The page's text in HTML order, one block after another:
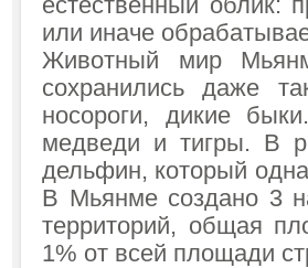
естественный облик:
или иначе
Животный мир
сохранились даже
носороги, дикие
медведи и тигры. В
дельфин, который
В Мьянме создано 3
территорий, общая
1% от всей площади